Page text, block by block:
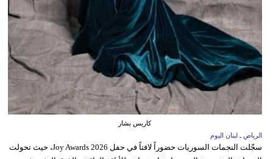
كاريس بشار
الرياض ـ لبنان اليوم
سجّلت النجمات السوريات حضوراً لافتاً في حفل Joy Awards 2026، حيث تحولت